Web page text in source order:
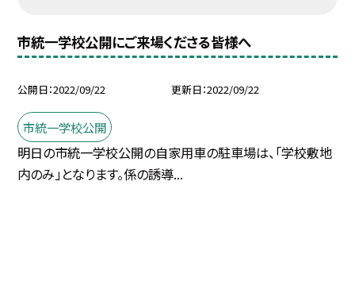
市統一学校公開にご来場くださる皆様へ
公開日 2022/09/22 更新日 2022/09/22
市統一学校公開
明日の市統一学校公開の自家用車の駐車場は、「学校敷地
内のみ」となります。係の誘導...